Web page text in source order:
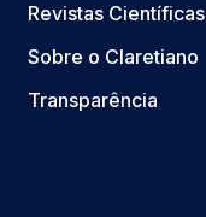
Revistas Científicas
Sobre o Claretiano
Transparência